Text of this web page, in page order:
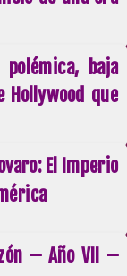
polémica, baja
Hollywood que
El Imperio
– Año VII –